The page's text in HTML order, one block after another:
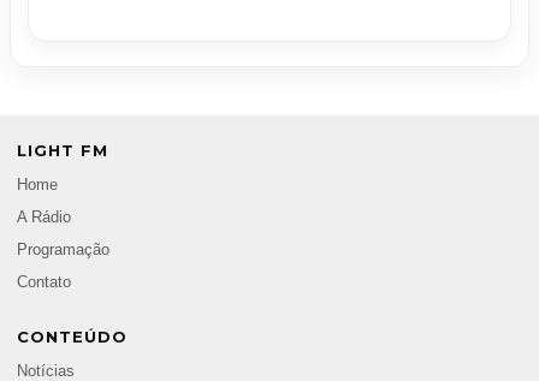
LIGHT FM
Home
A Rádio
Programação
Contato
CONTEÚDO
Notícias